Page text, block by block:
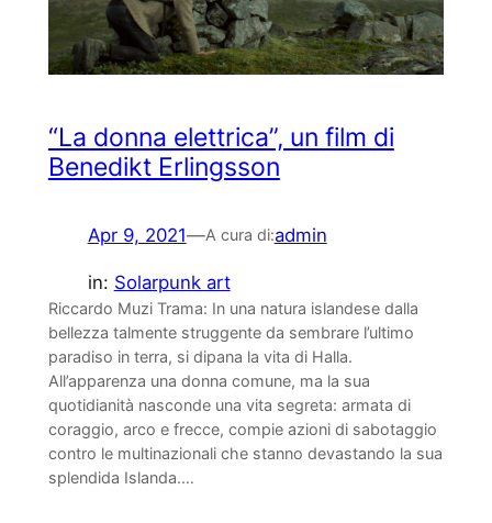
“La donna elettrica”, un film di
Benedikt Erlingsson
Apr 9, 2021—A cura di:admin
in: Solarpunk art
Riccardo Muzi Trama: In una natura islandese dalla
bellezza talmente struggente da sembrare l’ultimo
paradiso in terra, si dipana la vita di Halla.
All’apparenza una donna comune, ma la sua
quotidianità nasconde una vita segreta: armata di
coraggio, arco e frecce, compie azioni di sabotaggio
contro le multinazionali che stanno devastando la sua
splendida Islanda.…